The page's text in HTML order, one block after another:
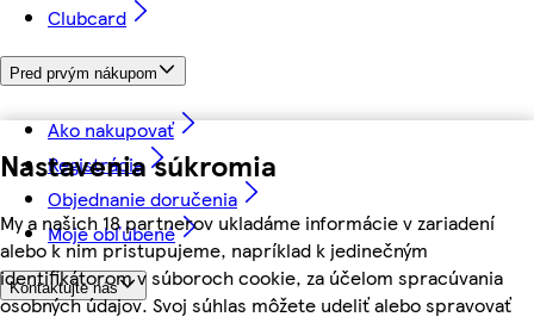
Nastavenia súkromia
My a našich 18 partnerov ukladáme informácie v zariadení
alebo k nim pristupujeme, napríklad k jedinečným
identifikátorom v súboroch cookie, za účelom spracúvania
osobných údajov. Svoj súhlas môžete udeliť alebo spravovať
Clubcard
Pred prvým nákupom
Ako nakupovať
Registrácia
Objednanie doručenia
Moje obľúbené
Kontaktujte nás